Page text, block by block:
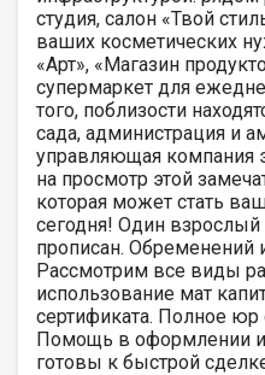
студия, салон «Твой
ваших косметических
«Арт», «Магазин
супермаркет для
того, поблизости
сада, администрация и
управляющая компания
на просмотр этой
которая может стать
сегодня! Один взрослый
прописан. Обременений
Рассмотрим все виды
использование мат
сертификата. Полное
Помощь в оформлении
готовы к быстрой